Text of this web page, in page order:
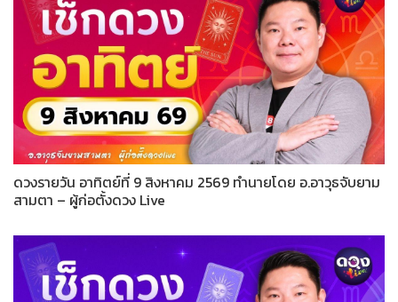
ดวงรายวัน อาทิตย์ที่ 9 สิงหาคม 2569 ทำนายโดย อ.อาวุธจับยาม
สามตา – ผู้ก่อตั้งดวง Live